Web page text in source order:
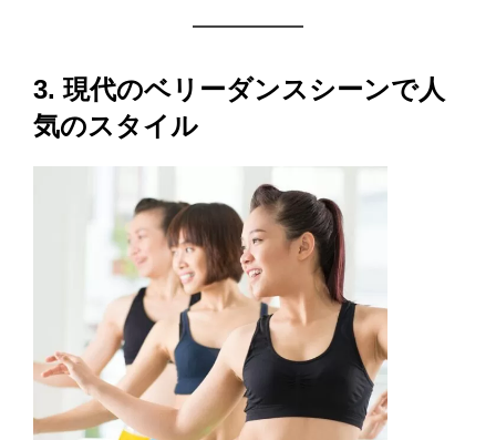
3. 現代のベリーダンスシーンで人
気のスタイル